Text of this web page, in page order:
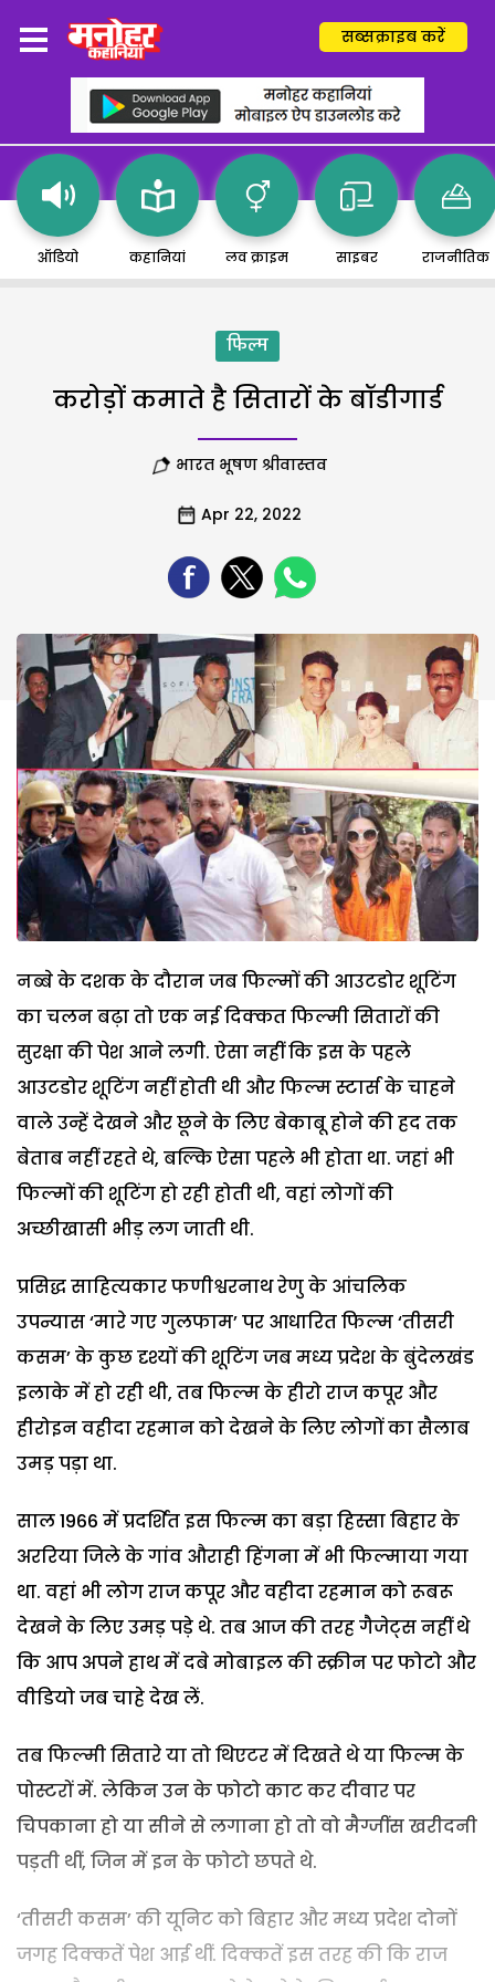
सब्सक्राइब करें
ऑडियो कहानियां लव क्राइम साइबर राजनीतिक
फिल्म
करोड़ों कमाते है सितारों के बॉडीगार्ड
भारत भूषण श्रीवास्तव
Apr 22, 2022
नब्बे के दशक के दौरान जब फिल्मों की आउटडोर शूटिंग
का चलन बढ़ा तो एक नई दिक्कत फिल्मी सितारों की
सुरक्षा की पेश आने लगी. ऐसा नहीं कि इस के पहले
आउटडोर शूटिंग नहीं होती थी और फिल्म स्टार्स के चाहने
वाले उन्हें देखने और छूने के लिए बेकाबू होने की हद तक
बेताब नहीं रहते थे, बल्कि ऐसा पहले भी होता था. जहां भी
फिल्मों की शूटिंग हो रही होती थी, वहां लोगों की
अच्छीखासी भीड़ लग जाती थी.
प्रसिद्ध साहित्यकार फणीश्वरनाथ रेणु के आंचलिक
उपन्यास ‘मारे गए गुलफाम’ पर आधारित फिल्म ‘तीसरी
कसम’ के कुछ दृश्यों की शूटिंग जब मध्य प्रदेश के बुंदेलखंड
इलाके में हो रही थी, तब फिल्म के हीरो राज कपूर और
हीरोइन वहीदा रहमान को देखने के लिए लोगों का सैलाब
उमड़ पड़ा था.
साल 1966 में प्रदर्शित इस फिल्म का बड़ा हिस्सा बिहार के
अररिया जिले के गांव औराही हिंगना में भी फिल्माया गया
था. वहां भी लोग राज कपूर और वहीदा रहमान को रूबरू
देखने के लिए उमड़ पड़े थे. तब आज की तरह गैजेट्स नहीं थे
कि आप अपने हाथ में दबे मोबाइल की स्क्रीन पर फोटो और
वीडियो जब चाहे देख लें.
तब फिल्मी सितारे या तो थिएटर में दिखते थे या फिल्म के
पोस्टरों में. लेकिन उन के फोटो काट कर दीवार पर
चिपकाना हो या सीने से लगाना हो तो वो मैग्जींस खरीदनी
पड़ती थीं, जिन में इन के फोटो छपते थे.
‘तीसरी कसम’ की यूनिट को बिहार और मध्य प्रदेश दोनों
जगह दिक्कतें पेश आई थीं. दिक्कतें इस तरह की कि राज